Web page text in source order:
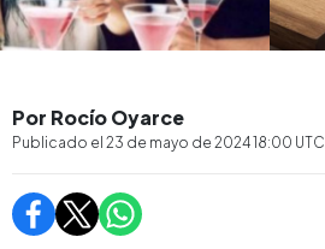
Por Rocío Oyarce
Publicado el 23 de mayo de 2024 18:00 UTC